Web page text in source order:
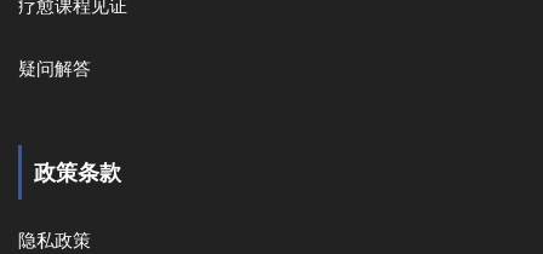
疗愈课程见证
疑问解答
政策条款
隐私政策